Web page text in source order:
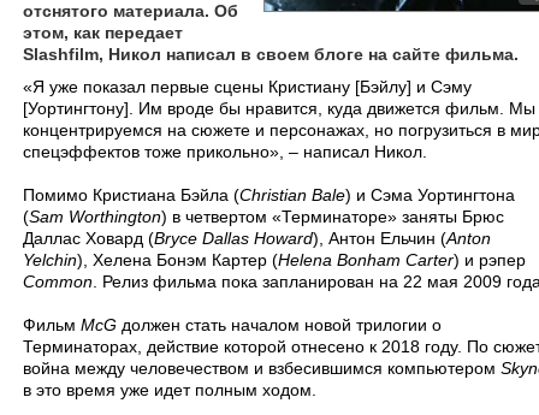
отснятого материала. Об
этом, как передает
Slashfilm, Никол написал в своем блоге на сайте фильма.
«Я уже показал первые сцены Кристиану [Бэйлу] и Сэму
[Уортингтону]. Им вроде бы нравится, куда движется фильм. Мы
концентрируемся на сюжете и персонажах, но погрузиться в
спецэффектов тоже прикольно», – написал Никол.
Помимо Кристиана Бэйла (Christian Bale) и Сэма Уортингтона
(Sam Worthington) в четвертом «Терминаторе» заняты Брюс
Даллас Ховард (Bryce Dallas Howard), Антон Ельчин (Anton
Yelchin), Хелена Бонэм Картер (Helena Bonham Carter) и рэпер
Common . Релиз фильма пока запланирован на 22 мая 2009
Фильм McG должен стать началом новой трилогии о
Терминаторах, действие которой отнесено к 2018 году. По
война между человечеством и взбесившимся компьютером
в это время уже идет полным ходом.